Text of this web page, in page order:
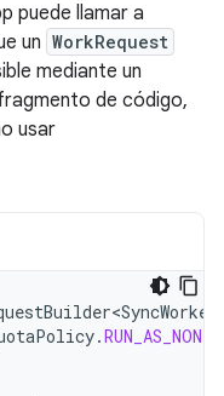
puede llamar a
un WorkRequest
mediante un
de código,
usar
.